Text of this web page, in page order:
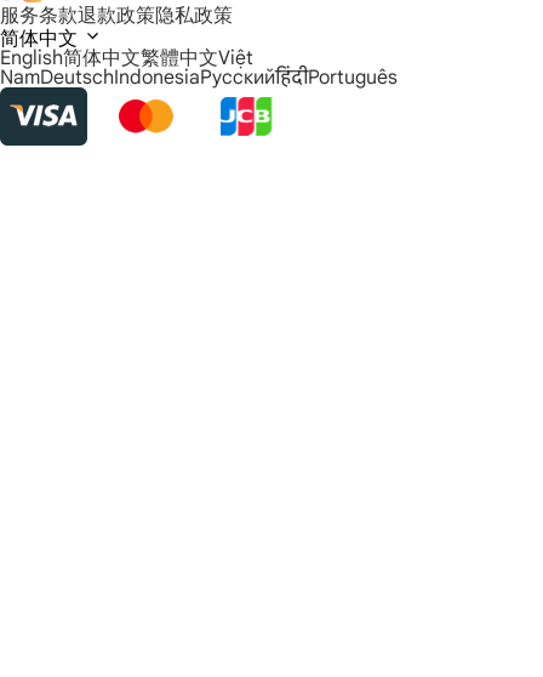
服务条款退款政策隐私政策
简体中文
English简体中文繁體中文Việt
NamDeutschIndonesiaРусскийहिंदीPortuguês